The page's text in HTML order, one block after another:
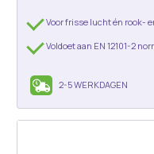
Voor frisse lucht én rook-
Voldoet aan EN 12101-2
2-5 WERKDAGEN